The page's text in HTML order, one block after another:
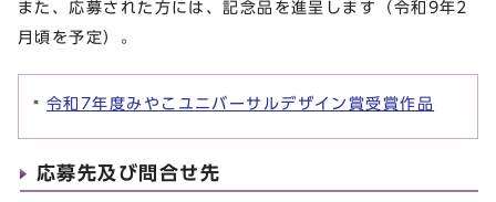
また、応募された方には、記念品を進呈します（令和9年2
月頃を予定）。
令和7年度みやこユニバーサルデザイン賞受賞作品
応募先及び問合せ先